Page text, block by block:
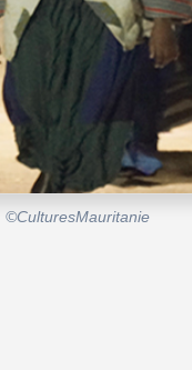
©CulturesMauritanie